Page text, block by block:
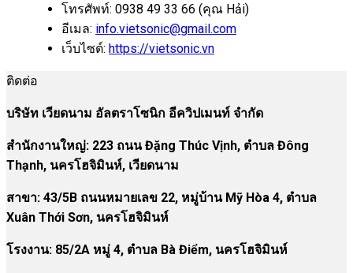
โทรศัพท์: 0938 49 33 66 (คุณ Hải)
อีเมล: info.vietsonic@gmail.com
เว็บไซต์: https://vietsonic.vn
ติดต่อ
บริษัท เวียดนาม อัลตราโซนิก อีควิปเมนท์ จำกัด
สำนักงานใหญ่: 223 ถนน Đặng Thúc Vịnh, ตำบล Đông
Thạnh, นครโฮจิมินห์, เวียดนาม
สาขา: 43/5B ถนนหมายเลข 22, หมู่บ้าน Mỹ Hòa 4, ตำบล
Xuân Thới Sơn, นครโฮจิมินห์
โรงงาน: 85/2A หมู่ 4, ตำบล Bà Điểm, นครโฮจิมินห์